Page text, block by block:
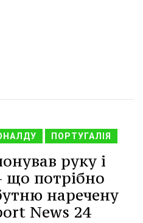
ПОРТУГАЛІЯ
руку і
що потрібно
наречену
News 24